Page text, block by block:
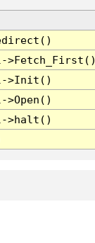
>Init()
>Open()
>halt()